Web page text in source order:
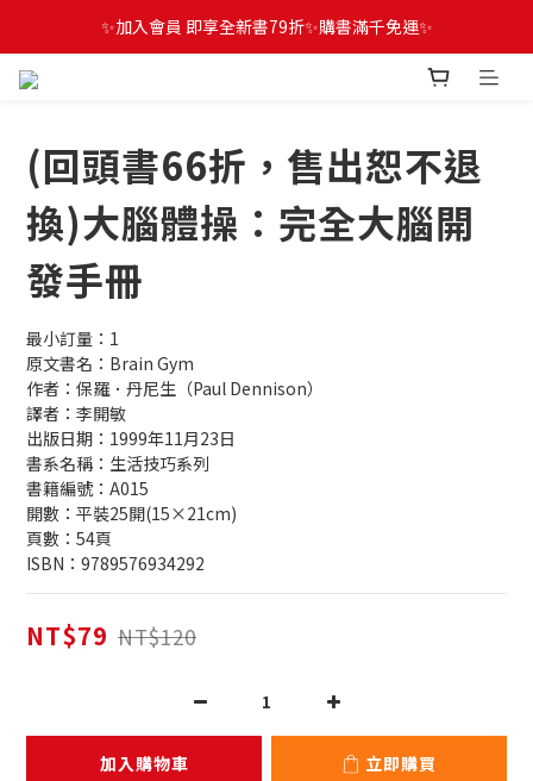
✨加入會員 即享全新書79折✨購書滿千免運✨
(回頭書66折，售出恕不退
換)大腦體操：完全大腦開
發手冊
最小訂量：1
原文書名：Brain Gym
作者：保羅．丹尼生（Paul Dennison）
譯者：李開敏
出版日期：1999年11月23日
書系名稱：生活技巧系列
書籍編號：A015
開數：平裝25開(15×21cm)
頁數：54頁
ISBN：9789576934292
NT$79 NT$120
加入購物車 立即購買